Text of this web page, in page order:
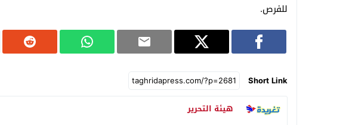
للفرص.
Short Link
هيئة التحرير